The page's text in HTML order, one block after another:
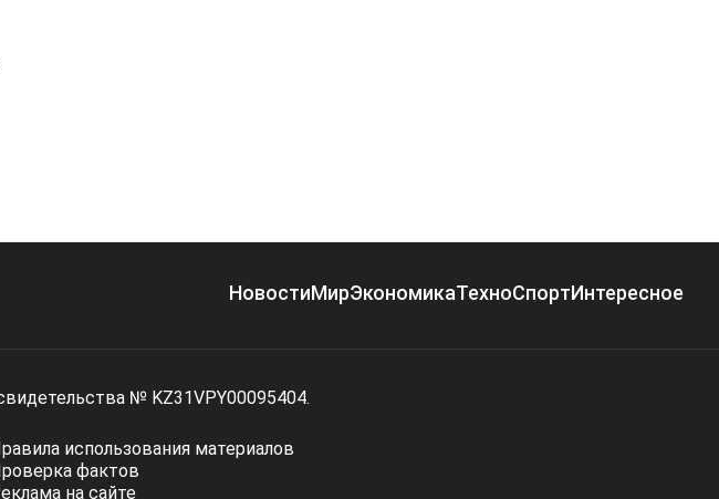
НовостиМирЭкономикаТехноСпортИнтересное
№ KZ31VPY00095404.
использования материалов
фактов
на сайте